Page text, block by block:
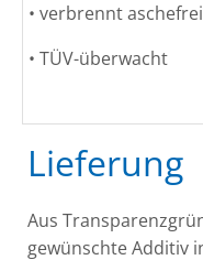
• verbrennt aschefrei
• TÜV-überwacht
Lieferung
Aus
gewünschte Additiv